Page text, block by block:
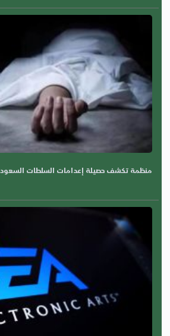
منظمة تكشف حصيلة إعدامات السلطات